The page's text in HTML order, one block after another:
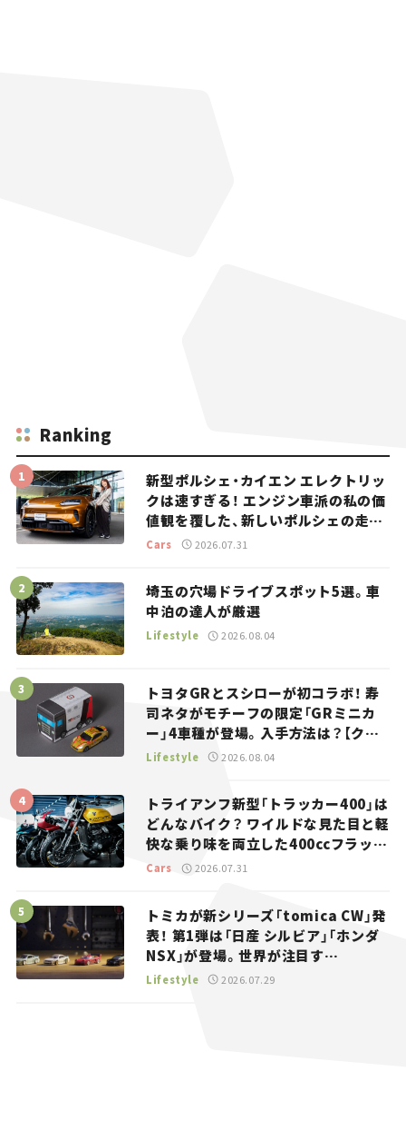
Ranking
新型ポルシェ・カイエン エレクトリッ
クは速すぎる！ エンジン車派の私の価
値観を覆した、新しいポルシェの走
り。
Cars 2026.07.31
埼玉の穴場ドライブスポット5選。車
中泊の達人が厳選
Lifestyle 2026.08.04
トヨタGRとスシローが初コラボ！ 寿
司ネタがモチーフの限定「GRミニカ
ー」4車種が登場。入手方法は？【クル
マとホビー】
Lifestyle 2026.08.04
トライアンフ新型「トラッカー400」は
どんなバイク？ ワイルドな見た目と軽
快な乗り味を両立した400ccフラット
トラッカー【試乗レビュー】
Cars 2026.07.31
トミカが新シリーズ「tomica CW」発
表！ 第1弾は「日産 シルビア」「ホンダ
NSX」が登場。世界が注目す
る“JDM”に焦点【クルマとホビー】
Lifestyle 2026.07.29